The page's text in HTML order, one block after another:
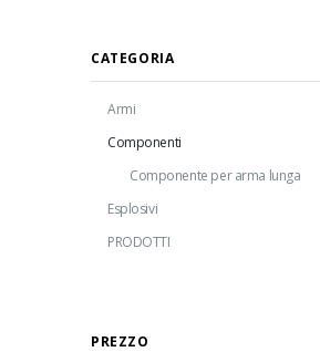
CATEGORIA
Armi
Componenti
Componente per arma lunga
Esplosivi
PRODOTTI
PREZZO